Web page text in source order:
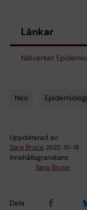
Länkar
Nätverket
Neo Epidemiologi
Uppdaterad av:
Sara Bruce 2022-10-18
Innehållsgranskare:
Sara Bruce
Dela